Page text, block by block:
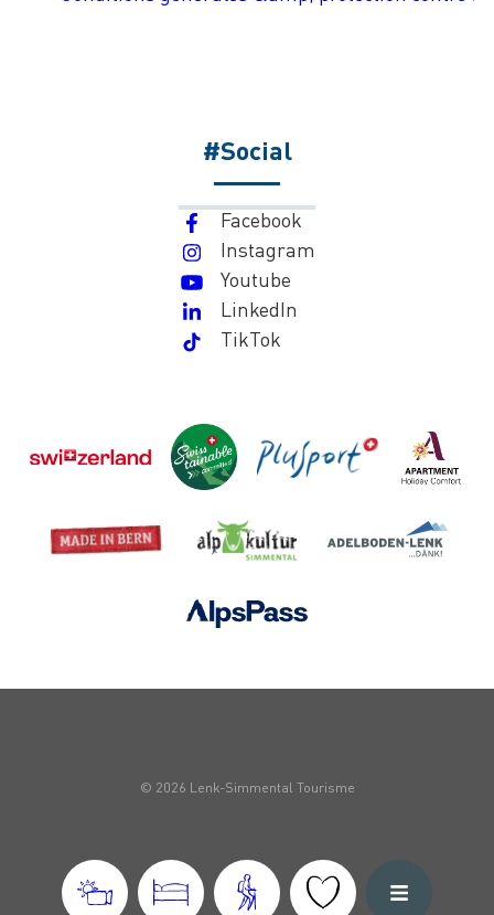
#Social
Facebook
Instagram
Youtube
LinkedIn
TikTok
© 2026 Lenk-Simmental Tourisme